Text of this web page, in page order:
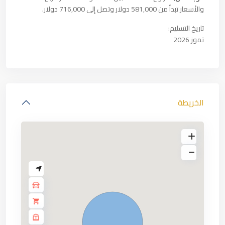
والأسعار تبدأ من 581,000 دولار وتصل إلى 716,000 دولار.
تاريخ التسليم:
تموز 2026
الخريطة